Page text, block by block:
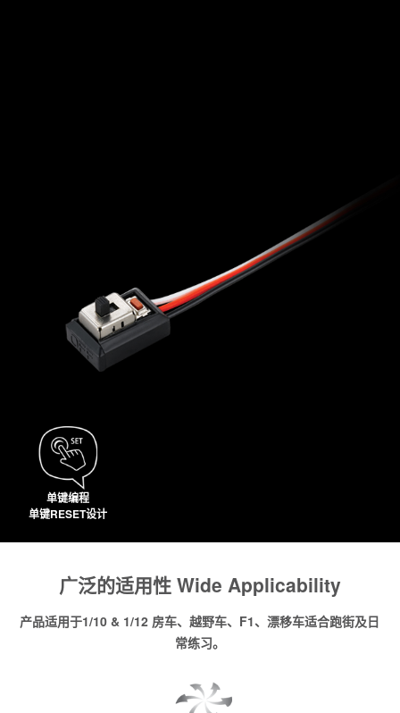
单键编程
单键RESET设计
广泛的适用性 Wide Applicability
产品适用于1/10 & 1/12 房车、越野车、F1、漂移车适合跑街及日
常练习。